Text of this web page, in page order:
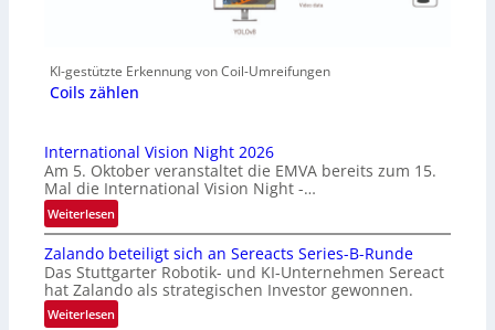
KI-gestützte Erkennung von Coil-Umreifungen
Coils zählen
International Vision Night 2026
Am 5. Oktober veranstaltet die EMVA bereits zum 15.
Mal die International Vision Night -…
Weiterlesen:
I
n
t
e
r
Zalando beteiligt sich an Sereacts Series-B-Runde
Das Stuttgarter Robotik- und KI-Unternehmen Sereact
hat Zalando als strategischen Investor gewonnen.
Weiterlesen: